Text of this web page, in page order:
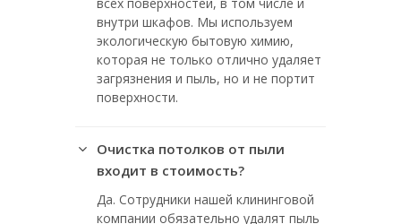
внутри шкафов. Мы используем
экологическую бытовую химию,
которая не только отлично удаляет
загрязнения и пыль, но и не портит
поверхности.
Очистка потолков от пыли
входит в стоимость?
Да. Сотрудники нашей клининговой
компании обязательно удалят пыль